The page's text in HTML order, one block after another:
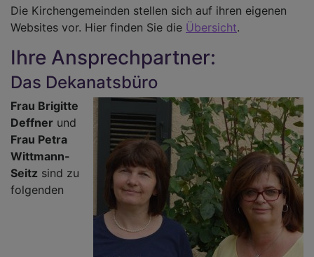
Die Kirchengemeinden stellen sich auf ihren eigenen
Websites vor. Hier finden Sie die Übersicht.
Ihre Ansprechpartner:
Das Dekanatsbüro
Frau Brigitte
Deffner und
Frau Petra
Wittmann-
Seitz sind zu
folgenden